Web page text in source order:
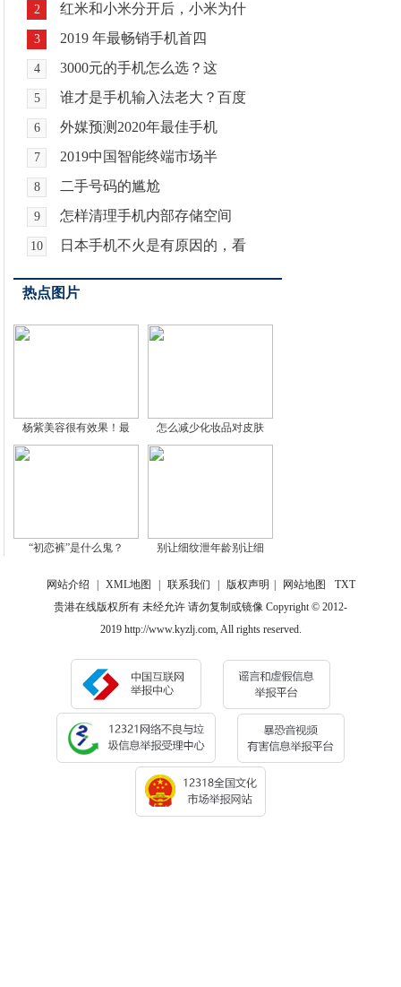
2 红米和小米分开后，小米为什
3 2019 年最畅销手机首四
4 3000元的手机怎么选？这
5 谁才是手机输入法老大？百度
6 外媒预测2020年最佳手机
7 2019中国智能终端市场半
8 二手号码的尴尬
9 怎样清理手机内部存储空间
10 日本手机不火是有原因的，看
热点图片
杨紫美容很有效果！最 怎么减少化妆品对皮肤
“初恋裤”是什么鬼？ 别让细纹泄年龄别让细
网站介绍 XML地图 联系我们 版权声明 网站地图
TXT
贵港在线版权所有 未经允许 请勿复制或镜像 Copyright © 2012-
2019 http://www.kyzlj.com, All rights reserved.